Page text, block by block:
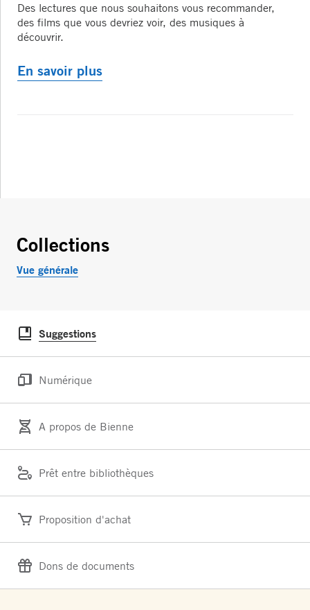
Collections
Vue générale
Suggestions
Numérique
A propos de Bienne
Prêt entre bibliothèques
Proposition d'achat
Dons de documents
Des lectures que nous souhaitons vous recommander,
des films que vous devriez voir, des musiques à
découvrir.
En savoir plus